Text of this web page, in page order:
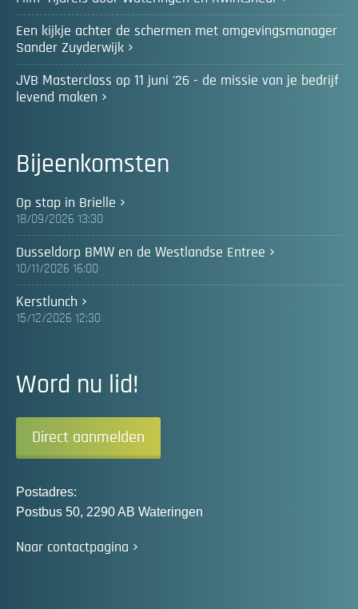
Een kijkje achter de schermen met omgevingsmanager
Sander Zuyderwijk
JVB Masterclass op 11 juni '26 - de missie van je bedrijf
levend maken
Bijeenkomsten
Op stap in Brielle
18/09/2026 13:30
Dusseldorp BMW en de Westlandse Entree
10/11/2026 16:00
Kerstlunch
15/12/2026 12:30
Word nu lid!
Direct aanmelden
Postadres:
Postbus 50, 2290 AB Wateringen
Naar contactpagina